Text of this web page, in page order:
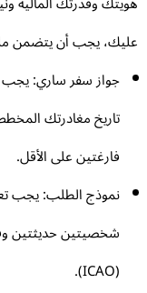
يجب أن يتضمن ملفك
جواز سفر ساري: يجب أن
تاريخ مغادرتك
فارغتين على الأقل.
نموذج الطلب: يجب
شخصيتين حديثتين